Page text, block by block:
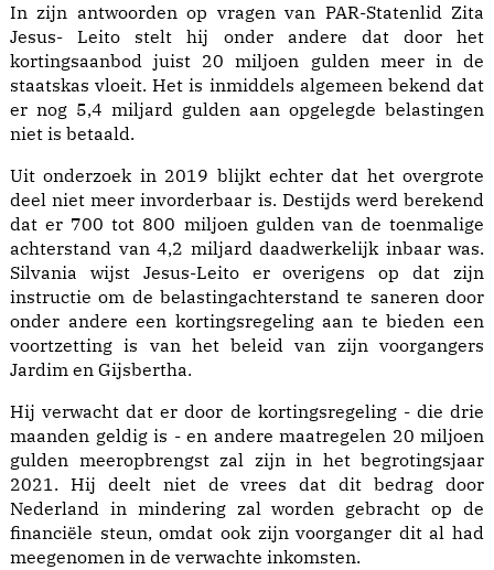
In zijn antwoorden op vragen van PAR-Statenlid Zita
Jesus- Leito stelt hij onder andere dat door het
kortingsaanbod juist 20 miljoen gulden meer in de
staatskas vloeit. Het is inmiddels algemeen bekend dat
er nog 5,4 miljard gulden aan opgelegde belastingen
niet is betaald.
Uit onderzoek in 2019 blijkt echter dat het overgrote
deel niet meer invorderbaar is. Destijds werd berekend
dat er 700 tot 800 miljoen gulden van de toenmalige
achterstand van 4,2 miljard daadwerkelijk inbaar was.
Silvania wijst Jesus-Leito er overigens op dat zijn
instructie om de belastingachterstand te saneren door
onder andere een kortingsregeling aan te bieden een
voortzetting is van het beleid van zijn voorgangers
Jardim en Gijsbertha.
Hij verwacht dat er door de kortingsregeling - die drie
maanden geldig is - en andere maatregelen 20 miljoen
gulden meeropbrengst zal zijn in het begrotingsjaar
2021. Hij deelt niet de vrees dat dit bedrag door
Nederland in mindering zal worden gebracht op de
financiële steun, omdat ook zijn voorganger dit al had
meegenomen in de verwachte inkomsten.